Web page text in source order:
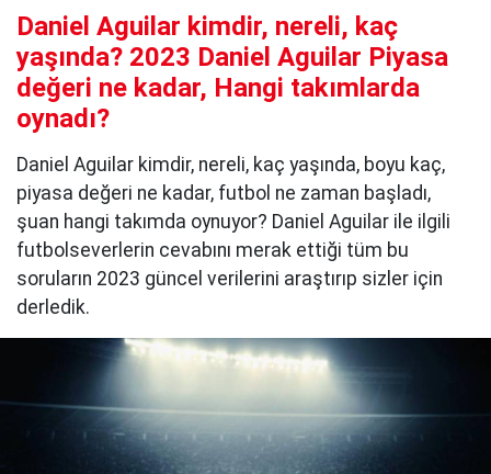
Daniel Aguilar kimdir, nereli, kaç
yaşında? 2023 Daniel Aguilar Piyasa
değeri ne kadar, Hangi takımlarda
oynadı?
Daniel Aguilar kimdir, nereli, kaç yaşında, boyu kaç,
piyasa değeri ne kadar, futbol ne zaman başladı,
şuan hangi takımda oynuyor? Daniel Aguilar ile ilgili
futbolseverlerin cevabını merak ettiği tüm bu
soruların 2023 güncel verilerini araştırıp sizler için
derledik.